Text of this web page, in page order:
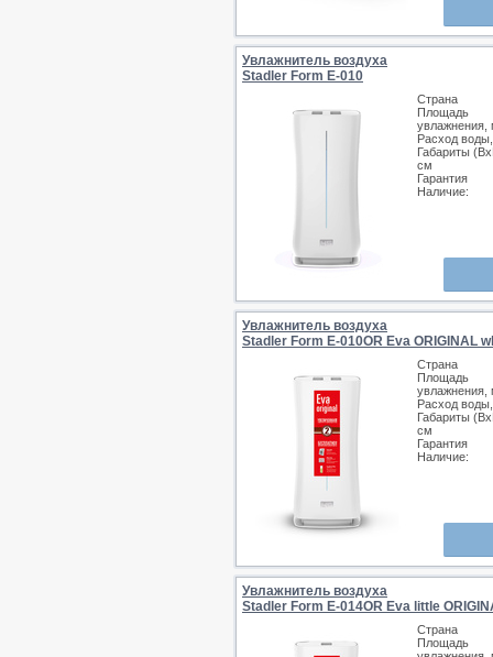
Увлажнитель воздуха
Stadler Form E-010
Страна
Площадь
увлажнения,
Расход
Габариты
см
Гарантия
Наличие:
Увлажнитель воздуха
Stadler Form E-010OR Eva ORIGINAL
Страна
Площадь
увлажнения,
Расход
Габариты
см
Гарантия
Наличие:
Увлажнитель воздуха
Stadler Form E-014OR Eva little
Страна
Площадь